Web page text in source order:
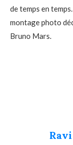
de temps en
montage photo
Bruno Mars.